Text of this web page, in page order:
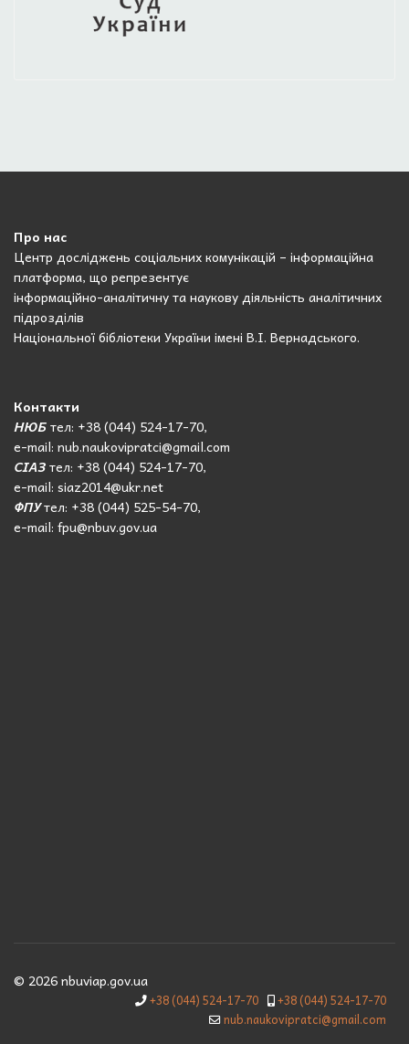
Про нас
Центр досліджень соціальних комунікацій – інформаційна
платформа, що репрезентує
інформаційно-аналітичну та наукову діяльність аналітичних
підрозділів
Національної бібліотеки України імені В.І. Вернадського.
Контакти
НЮБтел: +38 (044) 524-17-70,
e-mail: nub.naukovipratci@gmail.com
СІАЗтел: +38 (044) 524-17-70,
e-mail: siaz2014@ukr.net
ФПУтел: +38 (044) 525-54-70,
e-mail: fpu@nbuv.gov.ua
© 2026 nbuviap.gov.ua
+38 (044) 524-17-70
+38 (044) 524-17-70
nub.naukovipratci@gmail.com